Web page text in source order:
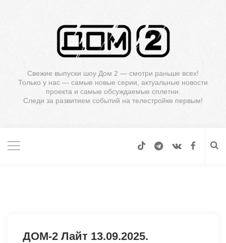
Свежие выпуски шоу Дом 2 — смотри раньше всех!
Только у нас — самые новые серии, актуальные новости
проекта и самые обсуждаемые сплетни.
Следи за развитием событий на телестройке первым!
ДОМ-2 Лайт 13.09.2025.